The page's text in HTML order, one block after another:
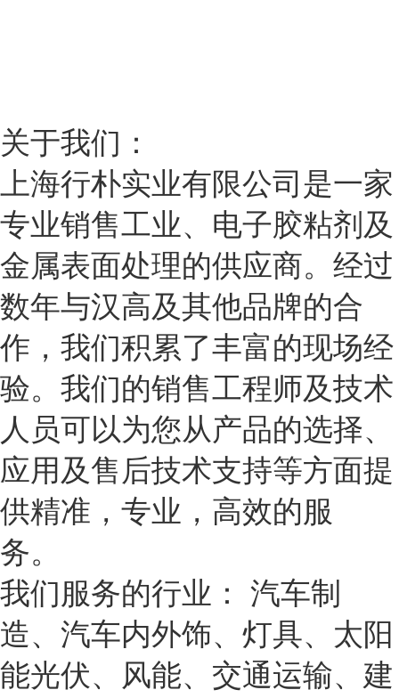
关于我们：
上海行朴实业有限公司是一家
专业销售工业、电子胶粘剂及
金属表面处理的供应商。经过
数年与汉高及其他品牌的合
作，我们积累了丰富的现场经
验。我们的销售工程师及技术
人员可以为您从产品的选择、
应用及售后技术支持等方面提
供精准，专业，高效的服
务。
我们服务的行业： 汽车制
造、汽车内外饰、灯具、太阳
能光伏、风能、交通运输、建